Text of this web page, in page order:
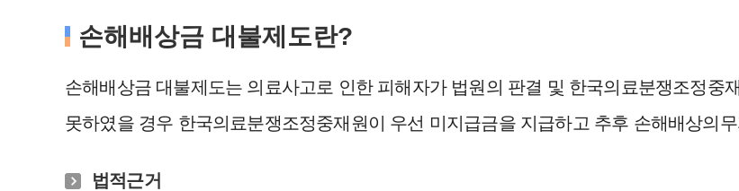
손해배상금 대불제도란?
손해배상금 대불제도는 의료사고로 인한 피해자가 법원의 판결 및 한국의료분쟁조정중
못하였을 경우 한국의료분쟁조정중재원이 우선 미지급금을 지급하고 추후 손해배상의
법적근거